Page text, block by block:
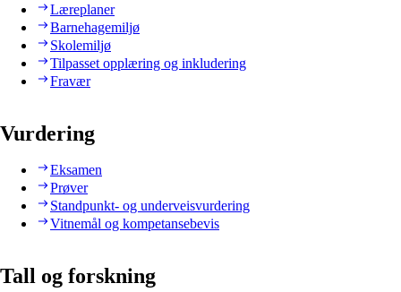
Læreplaner
Barnehagemiljø
Skolemiljø
Tilpasset opplæring og inkludering
Fravær
Vurdering
Eksamen
Prøver
Standpunkt- og underveisvurdering
Vitnemål og kompetansebevis
Tall og forskning